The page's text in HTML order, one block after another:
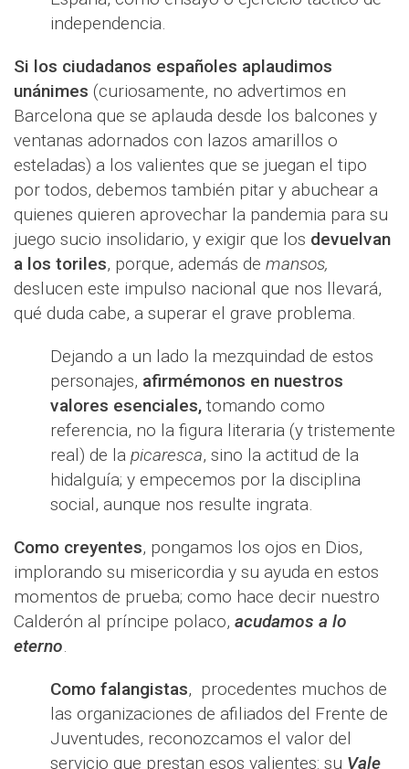
independencia.
Si los ciudadanos españoles aplaudimos
unánimes (curiosamente, no advertimos en
Barcelona que se aplauda desde los balcones y
ventanas adornados con lazos amarillos o
esteladas) a los valientes que se juegan el tipo
por todos, debemos también pitar y abuchear a
quienes quieren aprovechar la pandemia para su
juego sucio insolidario, y exigir que los devuelvan
a los toriles, porque, además de mansos,
deslucen este impulso nacional que nos llevará,
qué duda cabe, a superar el grave problema.
Dejando a un lado la mezquindad de estos
personajes, afirmémonos en nuestros
valores esenciales, tomando como
referencia, no la figura literaria (y tristemente
real) de la picaresca, sino la actitud de la
hidalguía; y empecemos por la disciplina
social, aunque nos resulte ingrata.
Como creyentes, pongamos los ojos en Dios,
implorando su misericordia y su ayuda en estos
momentos de prueba; como hace decir nuestro
Calderón al príncipe polaco, acudamos a lo
eterno.
Como falangistas, procedentes muchos de
las organizaciones de afiliados del Frente de
Juventudes, reconozcamos el valor del
servicio que prestan esos valientes: su Vale